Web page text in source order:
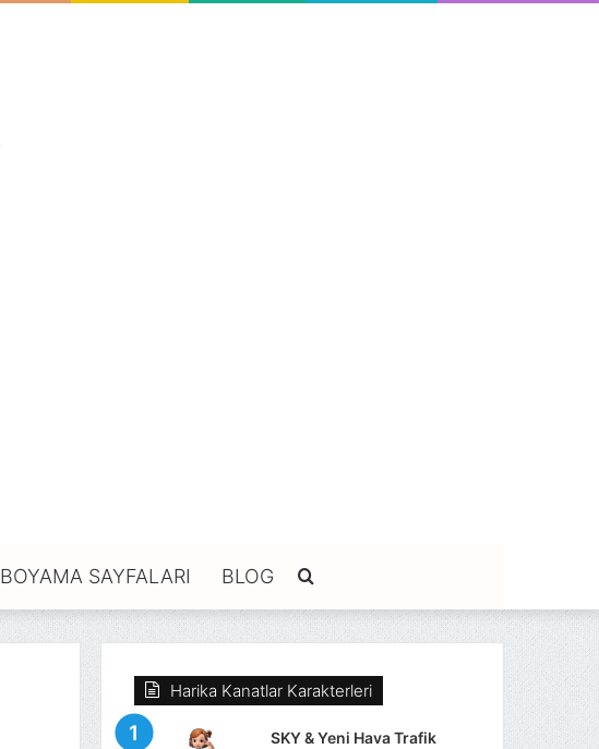
BOYAMA SAYFALARI BLOG Arama
yap
...
Harika Kanatlar Karakterleri
SKY & Yeni Hava Trafik